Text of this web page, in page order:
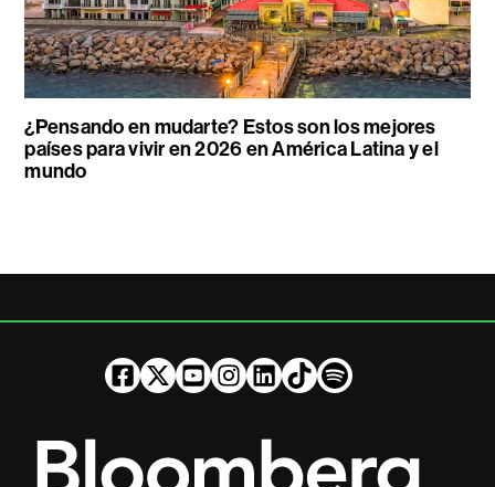
¿Pensando en mudarte? Estos son los mejores
países para vivir en 2026 en América Latina y el
mundo